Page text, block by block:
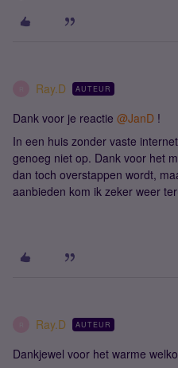
Ray.D AUTEUR
Dank voor je reactie ​ @JanD !
In een huis zonder vaste
genoeg niet op. Dank voor het
dan toch overstappen wordt,
aanbieden kom ik zeker weer
Ray.D AUTEUR
Dankjewel voor het warme